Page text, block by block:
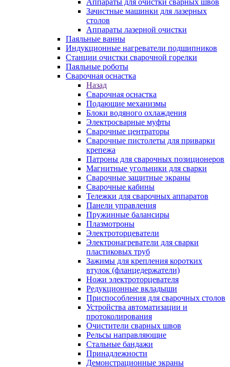
Аппараты для очистки сварных швов
Зачистные машинки для лазерных
столов
Аппараты лазерной очистки
Паяльные ванны
Индукционные нагреватели подшипников
Станции очистки сварочной горелки
Паяльные роботы
Сварочная оснастка
Назад
Сварочная оснастка
Подающие механизмы
Блоки водяного охлаждения
Электросварные муфты
Сварочные центраторы
Сварочные пистолеты для приварки
крепежа
Патроны для сварочных позиционеров
Магнитные угольники для сварки
Сварочные защитные экраны
Сварочные кабины
Тележки для сварочных аппаратов
Панели управления
Пружинные балансиры
Плазмотроны
Электроторцеватели
Электронагреватели для сварки
пластиковых труб
Зажимы для крепления коротких
втулок (фланцедержатели)
Ножи электроторцевателя
Редукционные вкладыши
Приспособления для сварочных столов
Устройства автоматизации и
протоколирования
Очистители сварных швов
Рельсы направляющие
Стальные бандажи
Принадлежности
Демонстрационные экраны